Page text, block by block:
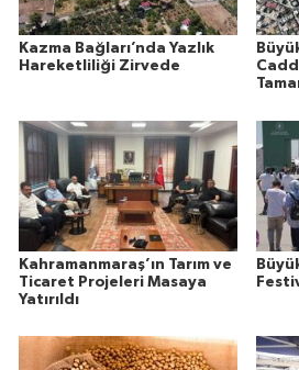
Kazma Bağları’nda Yazlık
Hareketliliği Zirvede
Kahramanmaraş’ın Tarım ve
Ticaret Projeleri Masaya
Yatırıldı